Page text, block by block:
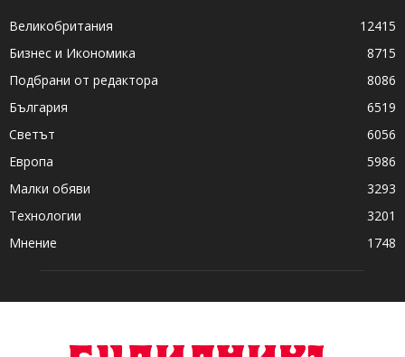
Великобритания
12415
Бизнес и Икономика
8715
Подбрани от редактора
8086
България
6519
Светът
6056
Европа
5986
Малки обяви
3293
Технологии
3201
Мнение
1748